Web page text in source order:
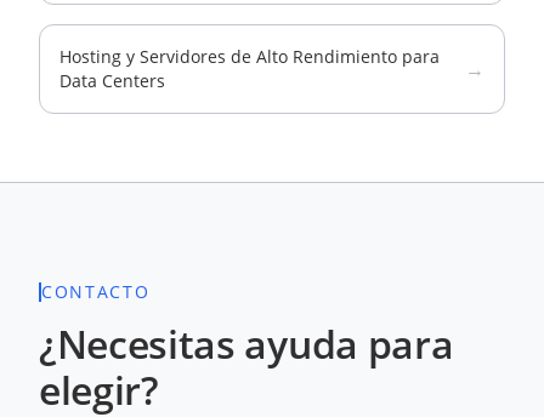
Hosting y Servidores de Alto Rendimiento para
Data Centers
→
CONTACTO
¿Necesitas ayuda para
elegir?